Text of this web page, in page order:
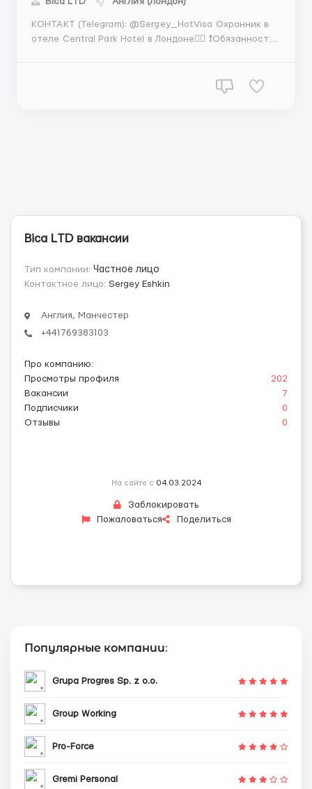
КОНТАКТ (Telegram): @Sergey_HotVisa Охранник в
отеле Central Park Hotel в Лондоне👮‍♂️ ❗️Обязанности❗️
Bica LТD вакансии
Тип компании: Частное лицо
Контактное лицо: Sergey Eshkin
Англия, Манчестер
+441769383103
Про компанию:
Просмотры профиля
202
Вакансии
7
Подписчики
0
Отзывы
0
На сайте с 04.03.2024
Заблокировать
Пожаловаться
Поделиться
Популярные компании:
Grupa Progres Sp. z o.o.
Group Working
Pro-Force
Gremi Personal